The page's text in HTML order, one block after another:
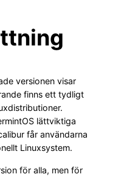
versionen visar
finns ett tydligt
lättviktiga
får användarna
Linuxsystem.
för alla, men för